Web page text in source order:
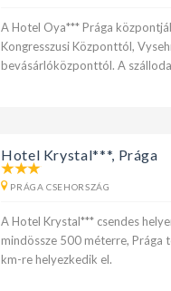
A Hotel Oya*** Prága
Kongresszusi Központtól,
bevásárlóközponttól. A
Hotel Krystal***, Prága
PRÁGA CSEHORSZÁG
A Hotel Krystal*** csendes
mindössze 500 méterre,
km-re helyezkedik el.